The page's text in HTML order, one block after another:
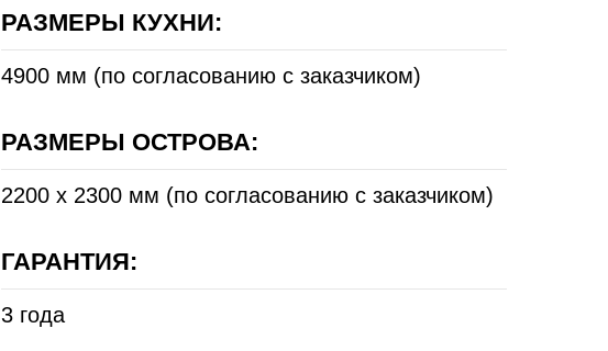
РАЗМЕРЫ КУХНИ:
4900 мм (по согласованию с заказчиком)
РАЗМЕРЫ ОСТРОВА:
2200 х 2300 мм (по согласованию с заказчиком)
ГАРАНТИЯ:
3 года